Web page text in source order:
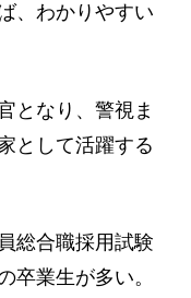
、わかりやすい
となり、警視ま
として活躍する
総合職採用試験
卒業生が多い。